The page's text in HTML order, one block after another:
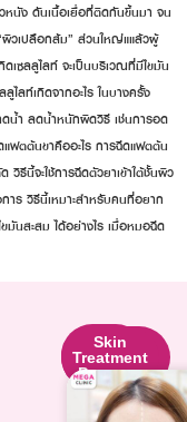
หนัง ดันเนื้อเยื่อที่ติดกันขึ้นมา จน
วเปลือกส้ม” ส่วนใหญ่แแล้วผู้
เซลลูไลท์ จะเป็นบริเวณที่มีไขมัน
ลท์เกิดจากอะไร ในบางครั้ง
ดน้ำ ลดน้ำหนักผิดวิธี เช่นการอด
ฟตต้นขาคืออะไร การฉีดแฟตต้น
ธีนี้จะใช้การฉีดตัวยาเข้าใต้ชั้นผิว
าร วิธีนี้เหมาะสำหรับคนที่อยาก
มันสะสม ได้อย่างไร เมื่อหมอฉีด
Facial
Contouring
Program
Botox
Skin
Lifting
Program
Ultraformer
Skin
Treatment
Program
Made